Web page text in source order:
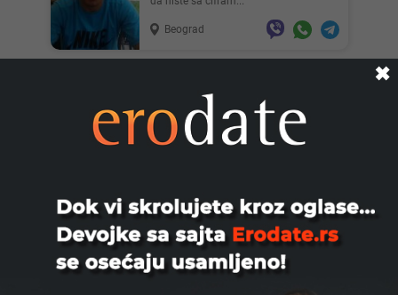
Beograd
Zelim upoznati finog coveka za
druzenje 🥰🥰🥰
Coco888, 30
Hi, gentlemen.i am from Vietnam, I am
28 years who has amazing sexy model
body with round bottom ...
✖